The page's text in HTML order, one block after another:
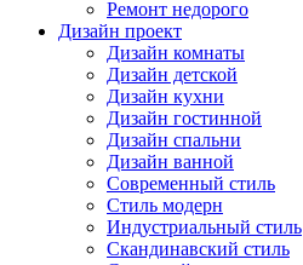
Ремонт недорого
Дизайн проект
Дизайн комнаты
Дизайн детской
Дизайн кухни
Дизайн гостинной
Дизайн спальни
Дизайн ванной
Современный стиль
Стиль модерн
Индустриальный стиль
Скандинавский стиль